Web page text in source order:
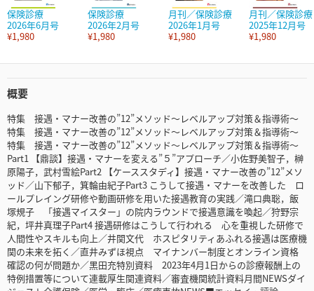
保険診療
2026年6月号
¥1,980
保険診療
2026年2月号
¥1,980
月刊／保険診療
2026年1月号
¥1,980
月刊／保険診療
2025年12月号
¥1,980
概要
特集 接遇・マナー改善の”12”メソッド～レベルアップ対策＆指導術～
特集 接遇・マナー改善の”12”メソッド～レベルアップ対策＆指導術～
特集 接遇・マナー改善の”12”メソッド～レベルアップ対策＆指導術～
Part1 【鼎談】接遇・マナーを変える”５”アプローチ／小佐野美智子，榊
原陽子，武村雪絵Part2 【ケーススタディ】接遇・マナー改善の”12”メソ
ッド／山下郁子，箕輪由紀子Part3 こうして接遇・マナーを改善した ロ
ールプレイング研修や動画研修を用いた接遇教育の実践／滝口典聡，飯
塚規子 「接遇マイスター」の院内ラウンドで接遇意識を喚起／狩野宗
紀，坪井真理子Part4 接遇研修はこうして行われる 心を重視した研修で
人間性やスキルも向上／井関文代 ホスピタリティあふれる接遇は医療機
関の未来を拓く／直井みずほ視点 マイナンバー制度とオンライン資格
確認の何が問題か／黑田充特別資料 2023年4月1日からの診療報酬上の
特例措置等について連載厚生関連資料／審査機関統計資料月間NEWSダイ